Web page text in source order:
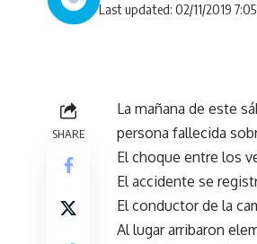
Last updated: 02/11/2019
SHARE
La mañana de este
persona fallecida
El choque entre los
El accidente se
El conductor de la
Al lugar arribaron